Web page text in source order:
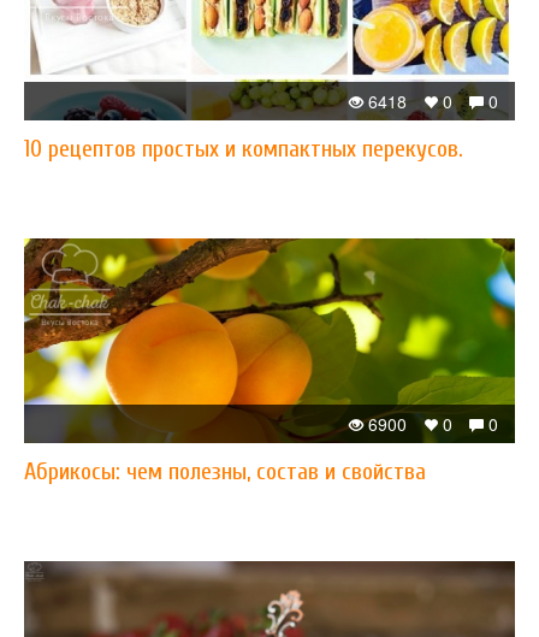
0
0
6418
10 рецептов простых и компактных перекусов.
0
0
6900
Абрикосы: чем полезны, состав и свойства